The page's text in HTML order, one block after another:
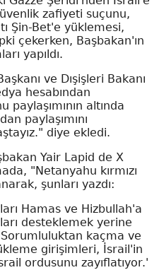
zafiyeti suçunu,
Şin-Bet'e yüklemesi,
çekerken, Başbakan'ın
yapıldı.
ve Dışişleri Bakanı
hesabından
paylaşımının altında
paylaşımını
diye ekledi.
Yair Lapid de X
"Netanyahu kırmızı
şunları yazdı:
Hamas ve Hizbullah'a
desteklemek yerine
Sorumluluktan kaçma ve
girişimleri, İsrail'in
ordusunu zayıflatıyor.'